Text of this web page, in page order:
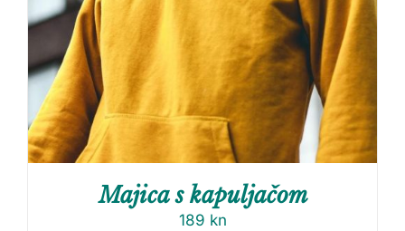
Majica s kapuljačom
189 kn